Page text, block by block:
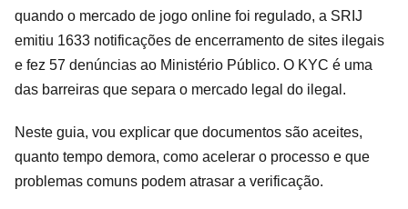
quando o mercado de jogo online foi regulado, a SRIJ
emitiu 1633 notificações de encerramento de sites ilegais
e fez 57 denúncias ao Ministério Público. O KYC é uma
das barreiras que separa o mercado legal do ilegal.
Neste guia, vou explicar que documentos são aceites,
quanto tempo demora, como acelerar o processo e que
problemas comuns podem atrasar a verificação.